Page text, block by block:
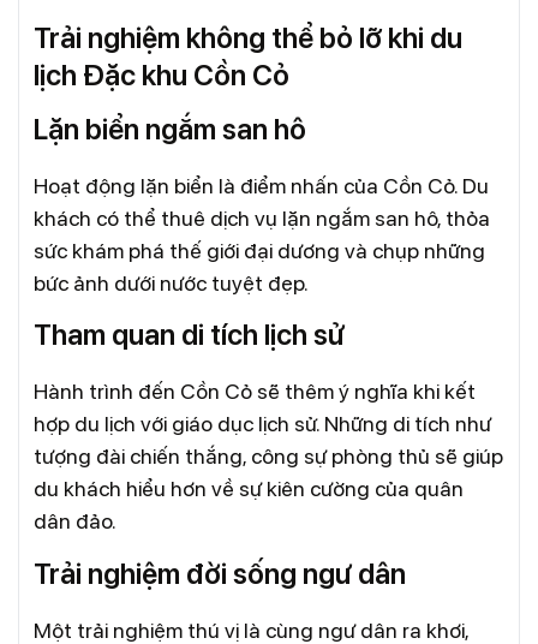
Trải nghiệm không thể bỏ lỡ khi du
lịch Đặc khu Cồn Cỏ
Lặn biển ngắm san hô
Hoạt động lặn biển là điểm nhấn của Cồn Cỏ. Du
khách có thể thuê dịch vụ lặn ngắm san hô, thỏa
sức khám phá thế giới đại dương và chụp những
bức ảnh dưới nước tuyệt đẹp.
Tham quan di tích lịch sử
Hành trình đến Cồn Cỏ sẽ thêm ý nghĩa khi kết
hợp du lịch với giáo dục lịch sử. Những di tích như
tượng đài chiến thắng, công sự phòng thủ sẽ giúp
du khách hiểu hơn về sự kiên cường của quân
dân đảo.
Trải nghiệm đời sống ngư dân
Một trải nghiệm thú vị là cùng ngư dân ra khơi,